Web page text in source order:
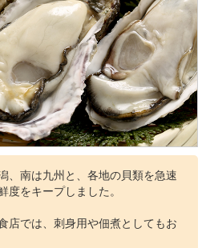
、南は九州と、各地の貝類を急速
度をキープしました。
店では、刺身用や佃煮としてもお